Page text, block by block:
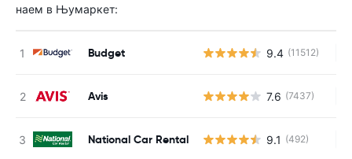
наем в Њумаркет:
Budget 9.4 (11512)
Avis 7.6 (7437)
National Car Rental 9.1 (492)